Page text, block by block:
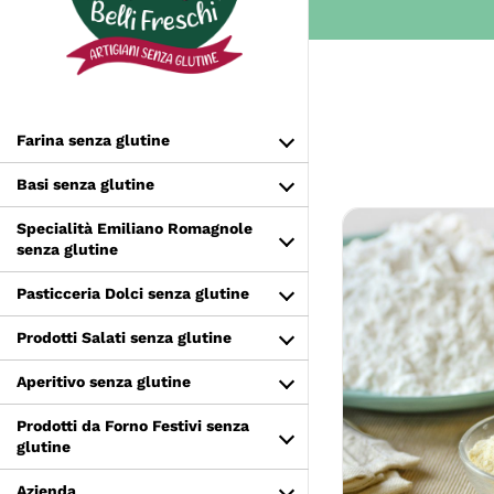
contenuto
Farina senza glutine
Basi senza glutine
Specialità Emiliano Romagnole
senza glutine
Pasticceria Dolci senza glutine
Prodotti Salati senza glutine
Aperitivo senza glutine
Prodotti da Forno Festivi senza
glutine
Azienda
SCEGLI